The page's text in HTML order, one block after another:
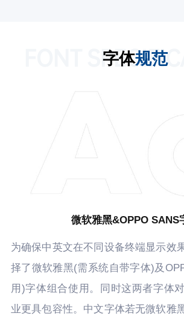
字体规范
FONT
微软雅黑&OPPO SANS
为确保中英文在不同设备终端显示效
择了微软雅黑(需系统自带字体)及
用)字体组合使用。同时这两者字体
业更具包容性。中文字体若无微软雅